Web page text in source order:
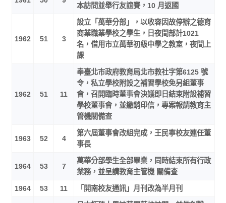
本訪問並舉行友誼賽，10 月返國
1962 51 3
設立「萬華分部」，以收容因故停辦之德育
商業職業學校之學生，日夜間部計1021
名，借用市立萬華初級中學之教室，夜間上
課
1962 51 11
奉臺北市政府教育局北市教社字第6125 號
令，私立學校附設之補習學校免另組董事
會，召開臨時董事會決議即日結束附設補習
學校董事會，並繳銷印信，專案報請教育主
管機關備查
1963 52 4
第六屆董事會改組完成，王民寧校友連任董
事長
1964 53 7
萬華分部學生全部畢業，同時結束所有行政
業務，並呈請教育主管機 關備查
1964 53 11 「開南校友通訊」月刊改為半月刊